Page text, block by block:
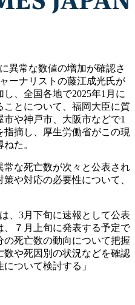
異常な数値の増加が確認さ
ーナリストの藤江成光氏が
、全国各地で2025年1月に
とについて、福岡大臣に質
や神戸市、大阪市などで1
摘し、厚生労働省がこの現
た。
な死亡数が次々と公表され
や対応の必要性について、
、3月下旬に速報として公表
、７月上旬に発表する予定で
死亡数の動向について把握
数や死因別の状況などを確認
ついて検討する」